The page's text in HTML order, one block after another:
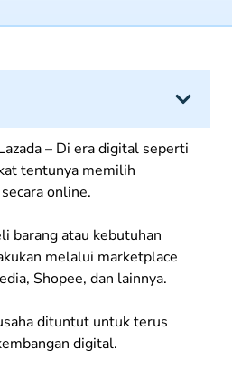
– Di era digital seperti
tentunya memilih
online.
barang atau kebutuhan
melalui marketplace
Shopee, dan lainnya.
dituntut untuk terus
digital.